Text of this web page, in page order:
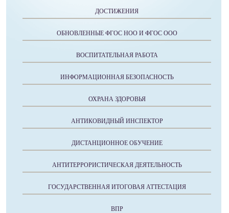
ДОСТИЖЕНИЯ
ОБНОВЛЕННЫЕ ФГОС НОО И ФГОС ООО
ВОСПИТАТЕЛЬНАЯ РАБОТА
ИНФОРМАЦИОННАЯ БЕЗОПАСНОСТЬ
ОХРАНА ЗДОРОВЬЯ
АНТИКОВИДНЫЙ ИНСПЕКТОР
ДИСТАНЦИОННОЕ ОБУЧЕНИЕ
АНТИТЕРРОРИСТИЧЕСКАЯ ДЕЯТЕЛЬНОСТЬ
ГОСУДАРСТВЕННАЯ ИТОГОВАЯ АТТЕСТАЦИЯ
ВПР